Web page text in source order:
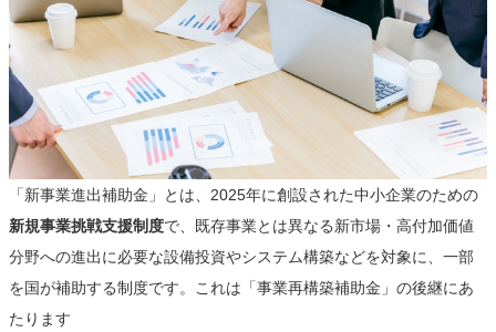
「新事業進出補助金」とは、2025年に創設された中小企業のための
新規事業挑戦支援制度で、既存事業とは異なる新市場・高付加価値
分野への進出に必要な設備投資やシステム構築などを対象に、一部
を国が補助する制度です。これは「事業再構築補助金」の後継にあ
たります